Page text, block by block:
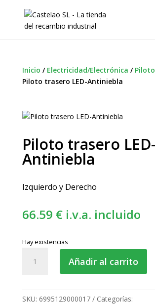
Inicio / Electricidad/Electrónica /
Piloto trasero LED-Antiniebla
Piloto trasero LED-
Antiniebla
Izquierdo y Derecho
66.59 € i.v.a. incluido
Hay existencias
trasero
cantidad
Añadir al carrito
SKU: 6995129000017
Categorías: